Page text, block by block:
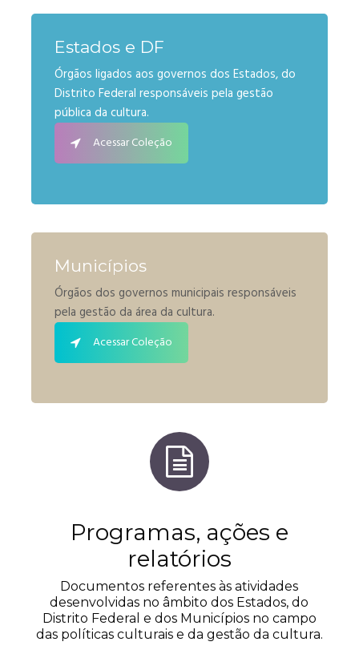
Estados e DF
Órgãos ligados aos governos dos Estados, do
Distrito Federal responsáveis pela gestão
pública da cultura.
Acessar Coleção
Municípios
Órgãos dos governos municipais responsáveis
pela gestão da área da cultura.
Acessar Coleção
Programas, ações e
relatórios
Documentos referentes às atividades
desenvolvidas no âmbito dos Estados, do
Distrito Federal e dos Municípios no campo
das políticas culturais e da gestão da cultura.